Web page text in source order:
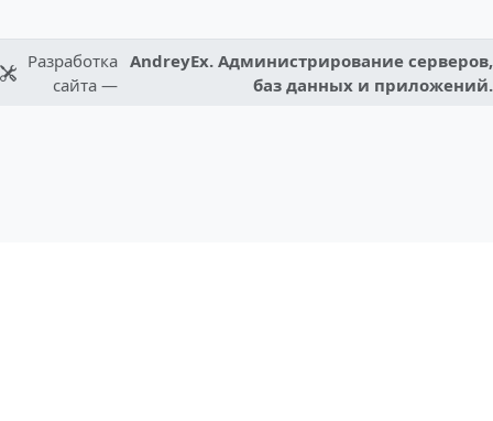
Разработка
сайта —
AndreyEx. Администрирование серверов,
баз данных и приложений.